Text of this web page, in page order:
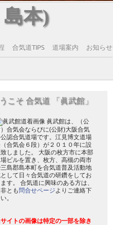
本)
合気道TIPS 道場案内 お知らせ
こそ 合気道 「眞武館」
眞武館は、（公
合気会ならびに(公財)大阪合気
認合気道場です。江見博文道場
合気会６段）が２０１０年に設
しました。 大阪の枚方市に本部
ビルを置き、枚方、高槻の両市
島郡島本町を合気道普及活動地
して日々合気道の研鑽をしてお
ます。 合気道に興味のある方は、
とも 問合せページよりご連絡下
。
イトの画像は特定の一部を除き